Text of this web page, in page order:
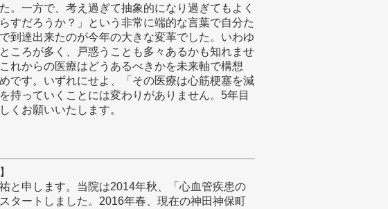
。一方で、考え過ぎて抽象的になり過ぎてもよく
すだろうか？」という非常に端的な言葉で自分た
到達出来たのが今年の大きな変革でした。いわゆ
ころが多く、戸惑うことも多々あるかも知れませ
れからの医療はどうあるべきかを未来軸で構想
です。いずれにせよ、「その医療は心筋梗塞を減
持っていくことには変わりがありません。5年目
くお願いいたします。
と申します。当院は2014年秋、「心血管疾患の
タートしました。2016年春、現在の神田神保町